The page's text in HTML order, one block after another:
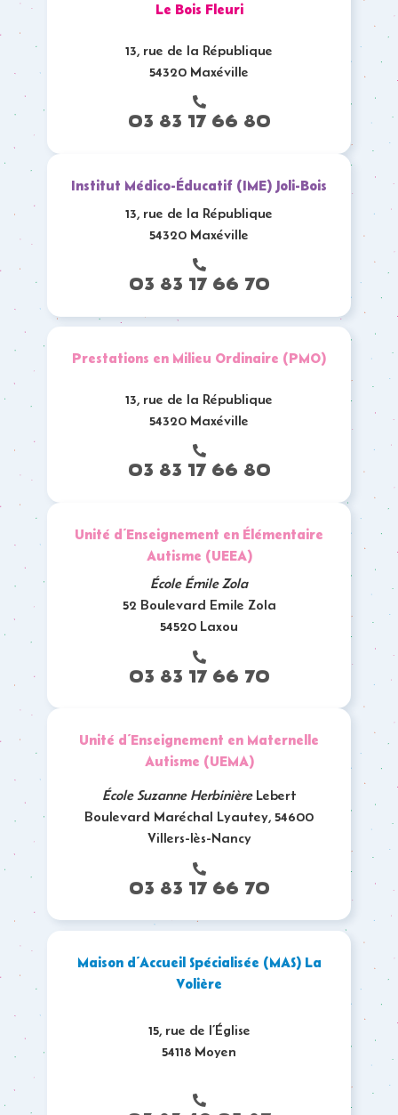
Le Bois Fleuri
13, rue de la République
54320 Maxéville
03 83 17 66 80
Institut Médico-Éducatif (IME) Joli-Bois
13, rue de la République
54320 Maxéville
03 83 17 66 70
Prestations en Milieu Ordinaire (PMO)
13, rue de la République
54320 Maxéville
03 83 17 66 80
Unité d’Enseignement en Élémentaire
Autisme (UEEA)
École Émile Zola
52 Boulevard Emile Zola
54520 Laxou
03 83 17 66 70
Unité d’Enseignement en Maternelle
Autisme (UEMA)
École Suzanne HerbinièreLebert
Boulevard Maréchal Lyautey, 54600
Villers-lès-Nancy
03 83 17 66 70
Maison d’Accueil Spécialisée (MAS) La
Volière
15, rue de l’Église
54118 Moyen